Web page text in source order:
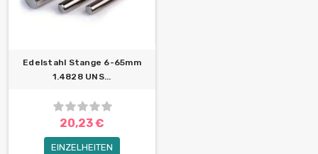
Edelstahl Stange 6-65mm
1.4828 UNS...
20,23 €
EINZELHEITEN